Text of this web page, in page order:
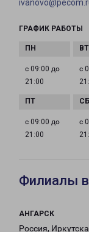
ГРАФИК РАБОТЫ
с 09:00 до
21:00
с
с 09:00 до
21:00
с
Филиалы
АНГАРСК
Россия,